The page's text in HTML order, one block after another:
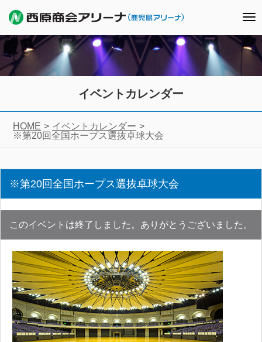
イベントカレンダー
HOME
イベントカレンダー
※第20回全国ホープス選抜卓球大会
※第20回全国ホープス選抜卓球大会
このイベントは終了しました。ありがとうございました。